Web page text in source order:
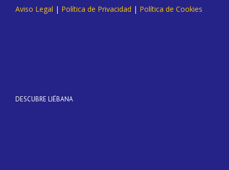
Aviso Legal | Política de Privacidad | Política de Cookies
DESCUBRE LIÉBANA